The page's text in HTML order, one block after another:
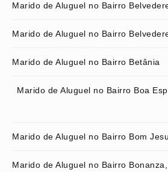
Marido de Aluguel no Bairro
Marido de Aluguel no Bairro
Marido de Aluguel no Bairro Betânia
Marido de Aluguel no Bairro Boa
Marido de Aluguel no Bairro Bom
Marido de Aluguel no Bairro